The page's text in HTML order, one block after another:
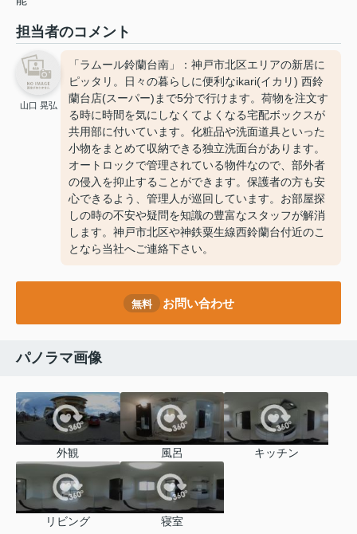
担当者のコメント
山口 晃弘
「ラムール鈴蘭台南」：神戸市北区エリアの新居に
ピッタリ。日々の暮らしに便利なikari(イカリ) 西鈴
蘭台店(スーパー)まで5分で行けます。荷物を注文す
る時に時間を気にしなくてよくなる宅配ボックスが
共用部に付いています。化粧品や洗面道具といった
小物をまとめて収納できる独立洗面台があります。
オートロックで管理されている物件なので、部外者
の侵入を抑止することができます。保護者の方も安
心できるよう、管理人が巡回しています。お部屋探
しの時の不安や疑問を知識の豊富なスタッフが解消
します。神戸市北区や神鉄粟生線西鈴蘭台付近のこ
となら当社へご連絡下さい。
無料 お問い合わせ
パノラマ画像
外観 風呂 キッチン
リビング 寝室